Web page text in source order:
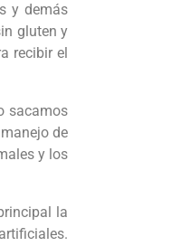
y demás
gluten y
recibir el
sacamos
de
y los
la